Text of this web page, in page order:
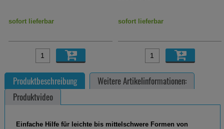
sofort lieferbar sofort lieferbar
Produktbeschreibung
Weitere Artikelinformationen:
Produktvideo
Einfache Hilfe für leichte bis mittelschwere Formen von